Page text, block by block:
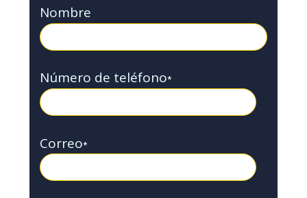
Nombre
Número de teléfono*
Correo*